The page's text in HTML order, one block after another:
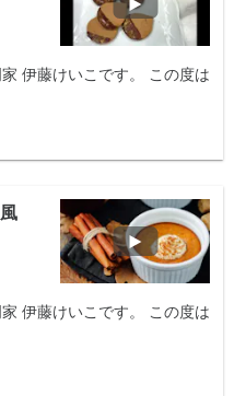
伊藤けいこです。 この度は
伊藤けいこです。 この度は